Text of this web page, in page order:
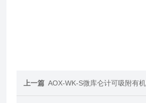
上一篇 AOX-WK-S微库仑计可吸附有